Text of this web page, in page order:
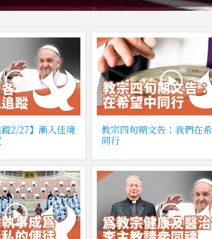
2/27】漸入佳境
教宗四旬期文告：我們在
同行